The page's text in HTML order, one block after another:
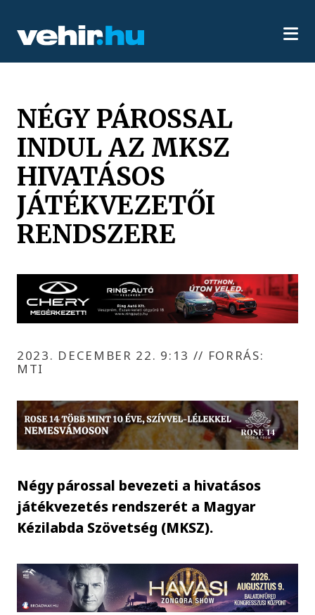
NÉGY PÁROSSAL
INDUL AZ MKSZ
HIVATÁSOS
JÁTÉKVEZETŐI
RENDSZERE
2023. DECEMBER 22. 9:13 // FORRÁS:
MTI
Négy párossal bevezeti a hivatásos
játékvezetés rendszerét a Magyar
Kézilabda Szövetség (MKSZ).